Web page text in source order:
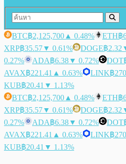
BTC฿2,125,700 ▲ 0.48% ETH฿
XRP฿35.57▼ 0.61% DOGE฿2.32
0.27%
ADA฿6.38▼ 0.72% DOT
AVAX฿221.41 ▲ 0.63% LINK฿
KUB฿20.41 ▼ 1.13%
BTC฿2,125,700 ▲ 0.48% ETH฿
XRP฿35.57▼ 0.61% DOGE฿2.32
0.27%
ADA฿6.38▼ 0.72% DOT
AVAX฿221.41 ▲ 0.63% LINK฿
KUB฿20.41 ▼ 1.13%